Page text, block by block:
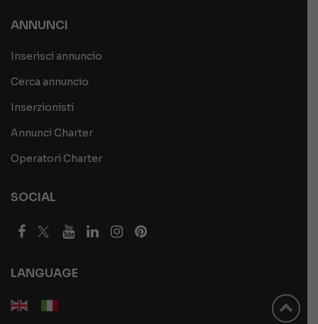
ANNUNCI
Inserisci annuncio
Cerca annuncio
Inserzionisti
Annunci Charter
Operatori Charter
SOCIAL
LANGUAGE